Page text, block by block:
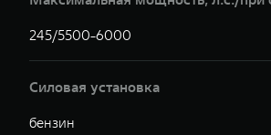
245/5500-6000
Силовая установка
бензин